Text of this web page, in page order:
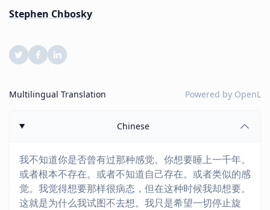
Stephen Chbosky
Multilingual Translation Powered by OpenL
Chinese
我不知道你是否曾有过那种感觉。你想要睡上一千年。
或者根本不存在。或者不知道自己存在。或者类似的感
觉。我觉得想要那样很病态，但在这种时候我却想要。
这就是为什么我试图不去想。我只是希望一切停止旋